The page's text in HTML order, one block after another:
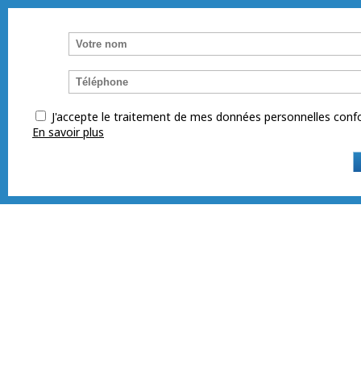
J'accepte le traitement de mes données personnelles
En savoir plus